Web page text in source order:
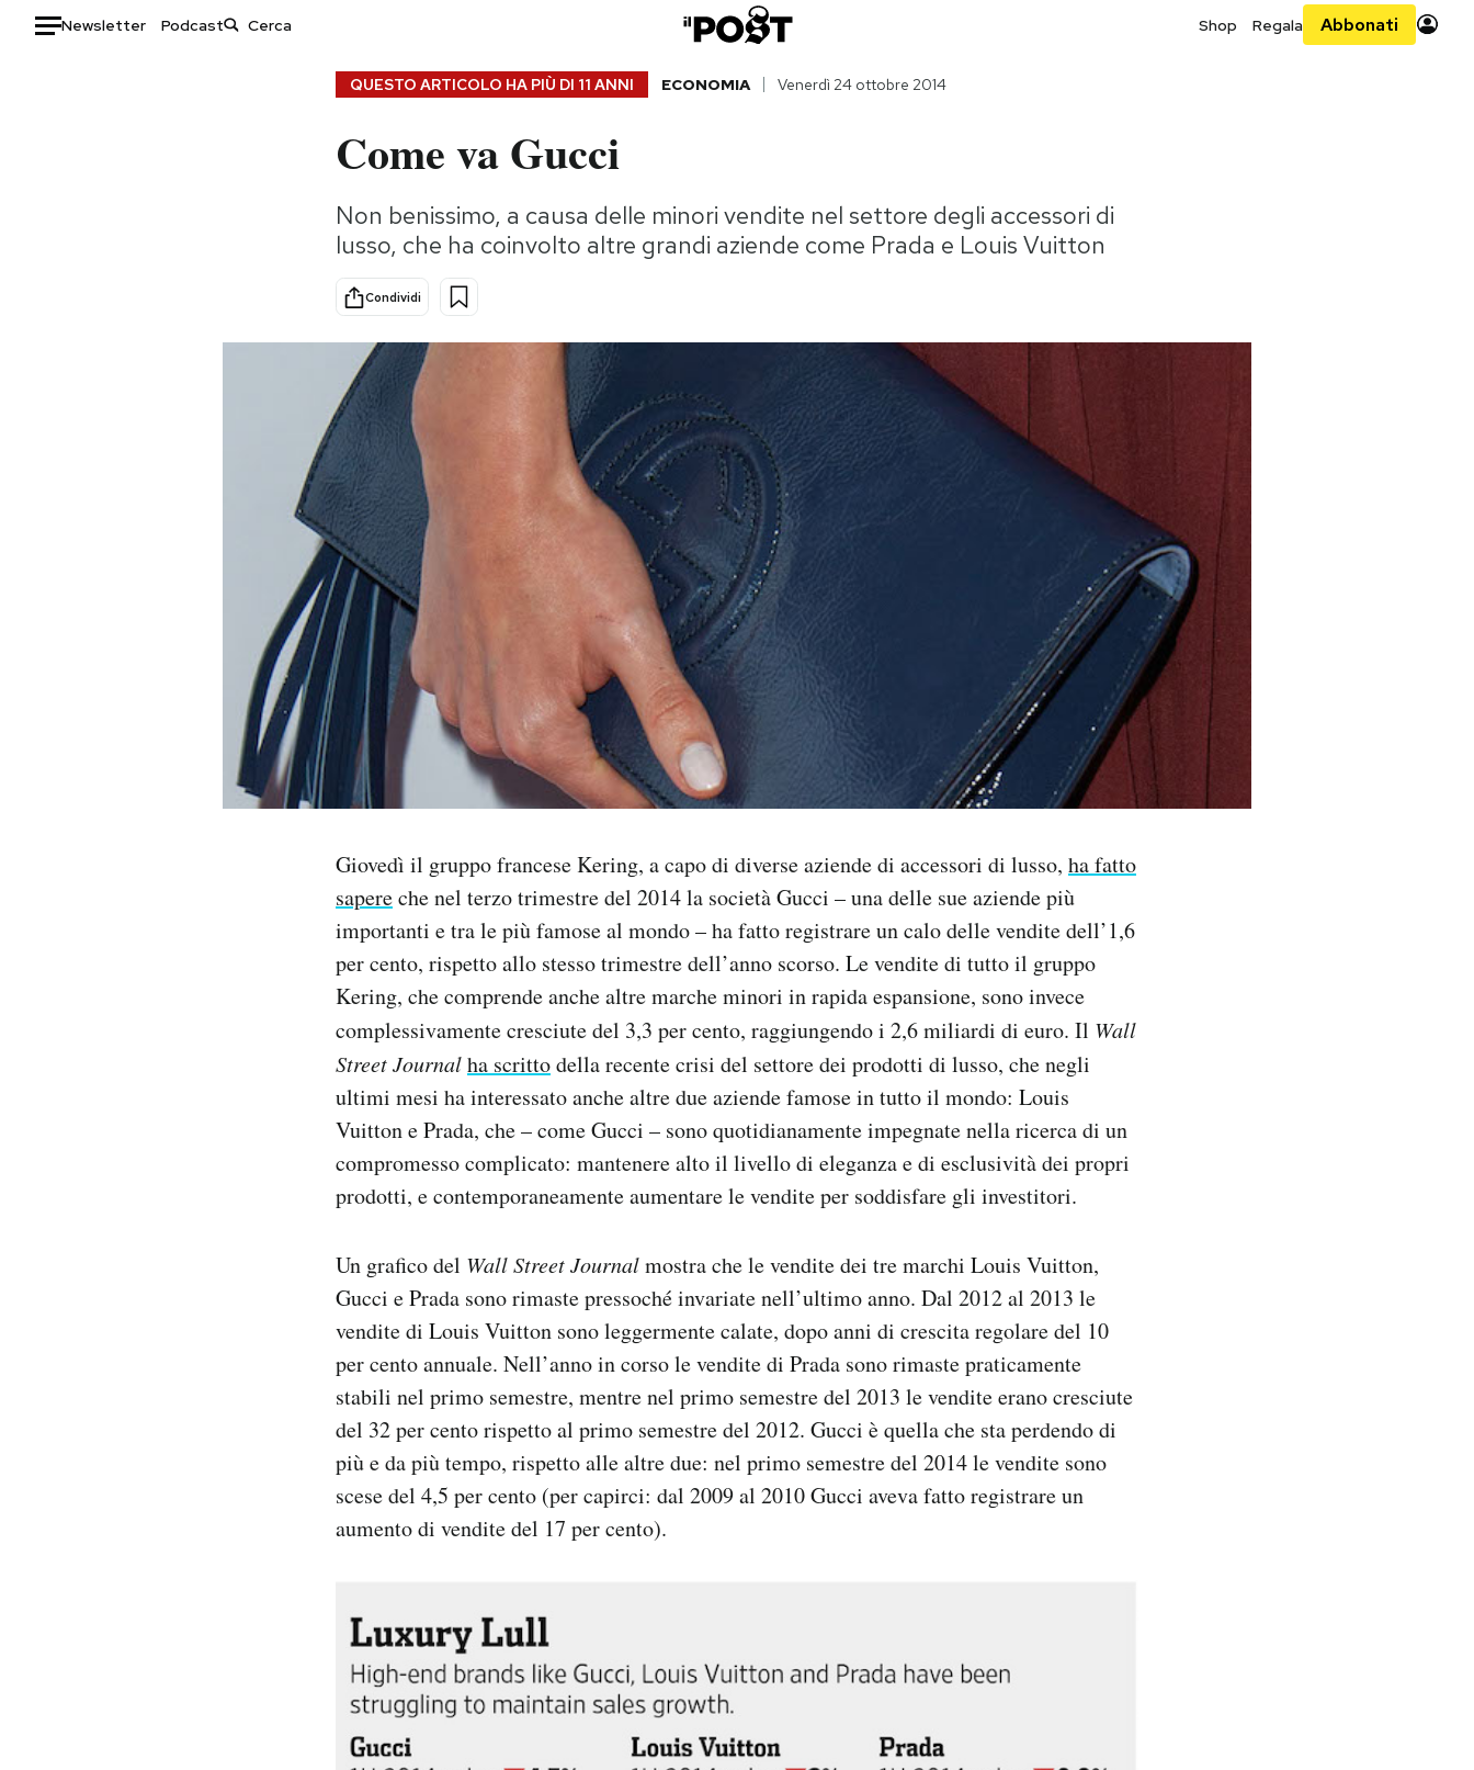
Newsletter Podcast Shop Regala Abbonati
Consumismi
Storie/Idee
Ok Boomer!
Media
Altrecose
Mondiali calcio 2026
QUESTO ARTICOLO HA PIÙ DI 11 ANNI ECONOMIA Venerdì 24 ottobre 2014
Come va Gucci
Non benissimo, a causa delle minori vendite nel settore degli accessori di
lusso, che ha coinvolto altre grandi aziende come Prada e Louis Vuitton
Condividi
Giovedì il gruppo francese Kering, a capo di diverse aziende di accessori di lusso, ha fatto
sapereche nel terzo trimestre del 2014 la società Gucci – una delle sue aziende più
importanti e tra le più famose al mondo – ha fatto registrare un calo delle vendite dell’1,6
per cento, rispetto allo stesso trimestre dell’anno scorso. Le vendite di tutto il gruppo
Kering, che comprende anche altre marche minori in rapida espansione, sono invece
complessivamente cresciute del 3,3 per cento, raggiungendo i 2,6 miliardi di euro. Il Wall
Street Journalha scrittodella recente crisi del settore dei prodotti di lusso, che negli
ultimi mesi ha interessato anche altre due aziende famose in tutto il mondo: Louis
Vuitton e Prada, che – come Gucci – sono quotidianamente impegnate nella ricerca di un
compromesso complicato: mantenere alto il livello di eleganza e di esclusività dei propri
prodotti, e contemporaneamente aumentare le vendite per soddisfare gli investitori.
Un grafico del Wall Street Journalmostra che le vendite dei tre marchi Louis Vuitton,
Gucci e Prada sono rimaste pressoché invariate nell’ultimo anno. Dal 2012 al 2013 le
vendite di Louis Vuitton sono leggermente calate, dopo anni di crescita regolare del 10
per cento annuale. Nell’anno in corso le vendite di Prada sono rimaste praticamente
stabili nel primo semestre, mentre nel primo semestre del 2013 le vendite erano cresciute
del 32 per cento rispetto al primo semestre del 2012. Gucci è quella che sta perdendo di
più e da più tempo, rispetto alle altre due: nel primo semestre del 2014 le vendite sono
scese del 4,5 per cento (per capirci: dal 2009 al 2010 Gucci aveva fatto registrare un
aumento di vendite del 17 per cento).